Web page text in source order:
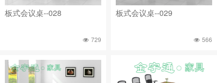
板式会议桌--028
729
板式会议桌--029
566